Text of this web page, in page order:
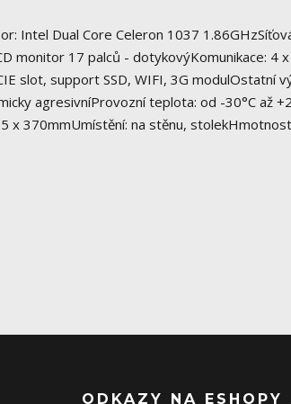
Intel Dual Core Celeron 1037
monitor 17 palců - dotykovýKomunikace: 4
slot, support SSD, WIFI, 3G modulOstatní
agresivníProvozní teplota: od -30°C až
x 370mmUmístění: na stěnu,
ODKAZY NA ESHOPY